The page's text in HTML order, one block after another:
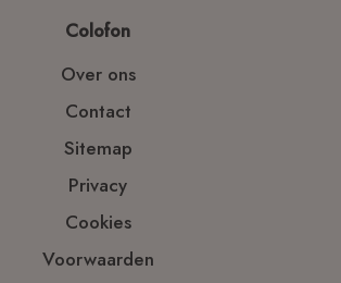
Colofon
Over ons
Contact
Sitemap
Privacy
Cookies
Voorwaarden